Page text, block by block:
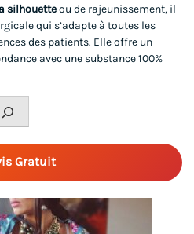
silhouetteou de rajeunissement, il
qui s’adapte à toutes les
des patients. Elle offre un
avec une substance 100%
Gratuit